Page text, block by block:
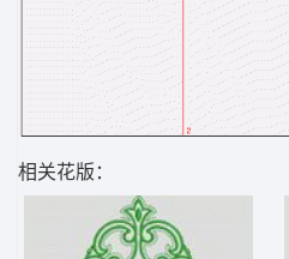
相关花版：